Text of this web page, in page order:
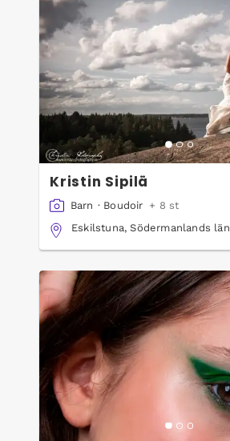
Kristin Sipilä
Barn · Boudoir + 8 st
Eskilstuna, Södermanlands län